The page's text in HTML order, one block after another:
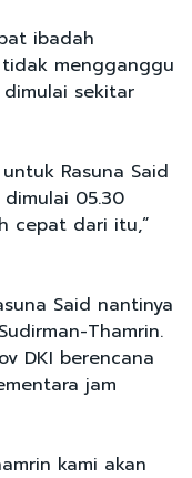
ibadah
mengganggu
sekitar
Rasuna Said
05.30
cepat dari itu,”
Said nantinya
Thamrin.
DKI berencana
jam
kami akan